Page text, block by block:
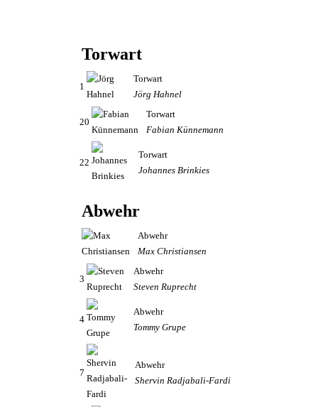
Torwart
1
Torwart
Jörg Hahnel
20
Torwart
Fabian Künnemann
22
Torwart
Johannes Brinkies
Abwehr
Abwehr
Max Christiansen
3
Abwehr
Steven Ruprecht
4
Abwehr
Tommy Grupe
7
Abwehr
Shervin Radjabali-Fardi